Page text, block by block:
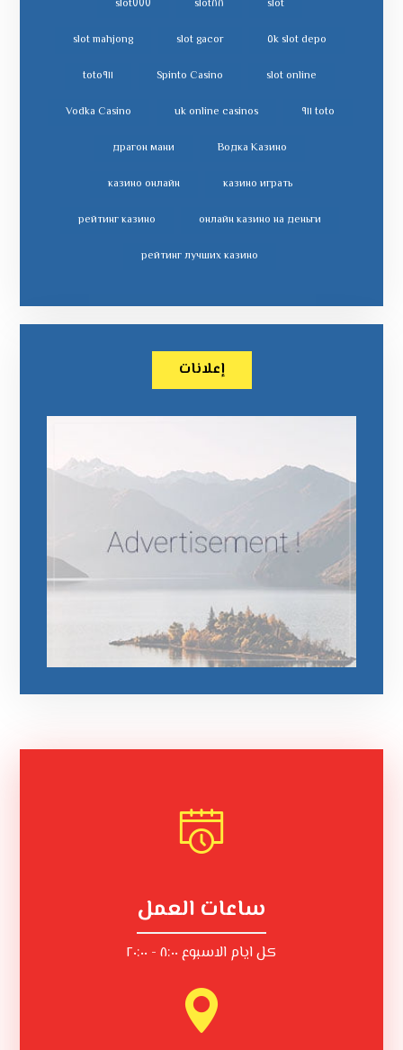
slot slot٨٨ slot٧٧٧
slot depo ٥k slot gacor
slot mahjong
slot online
Spinto Casino toto٩١١
toto ٩١١ uk online casinos
Vodka Casino
Водка Казино
драгон мани
казино играть
казино онлайн
онлайн казино на деньги
рейтинг казино
рейтинг лучших казино
إعلانات
ساعات العمل
كل ايام الاسبوع ٨:٠٠ - ٢٠:٠٠